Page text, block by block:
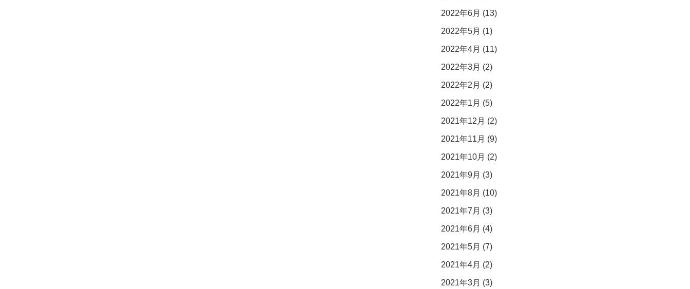
2022年6月 (13)
2022年5月 (1)
2022年4月 (11)
2022年3月 (2)
2022年2月 (2)
2022年1月 (5)
2021年12月 (2)
2021年11月 (9)
2021年10月 (2)
2021年9月 (3)
2021年8月 (10)
2021年7月 (3)
2021年6月 (4)
2021年5月 (7)
2021年4月 (2)
2021年3月 (3)